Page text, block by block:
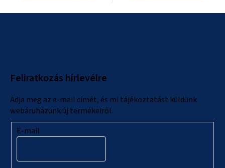
Feliratkozás hírlevélre
Adja meg az e-mail címét, és mi tájékoztatást küldünk
webáruházunk új termékeiről.
E-mail